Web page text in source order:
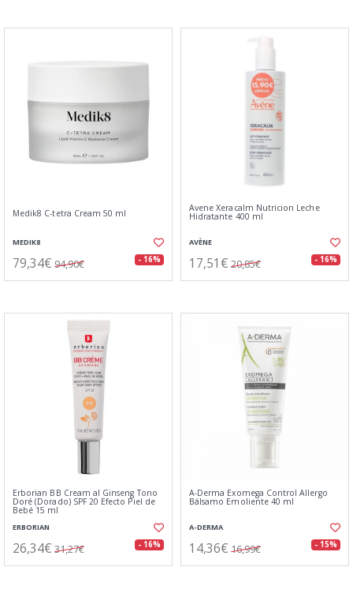
Medik8 C-tetra Cream 50 ml
MEDIK8
79,34€ 94,90€ - 16%
Avene Xeracalm Nutricion Leche
Hidratante 400 ml
AVÈNE
17,51€ 20,85€ - 16%
Erborian BB Cream al Ginseng Tono
Doré (Dorado) SPF 20 Efecto Piel de
Bebé 15 ml
ERBORIAN
26,34€ 31,27€ - 16%
A-Derma Exomega Control Allergo
Bálsamo Emoliente 40 ml
A-DERMA
14,36€ 16,99€ - 15%